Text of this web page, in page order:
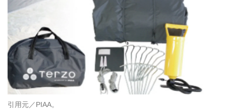
引用元／PIAA。